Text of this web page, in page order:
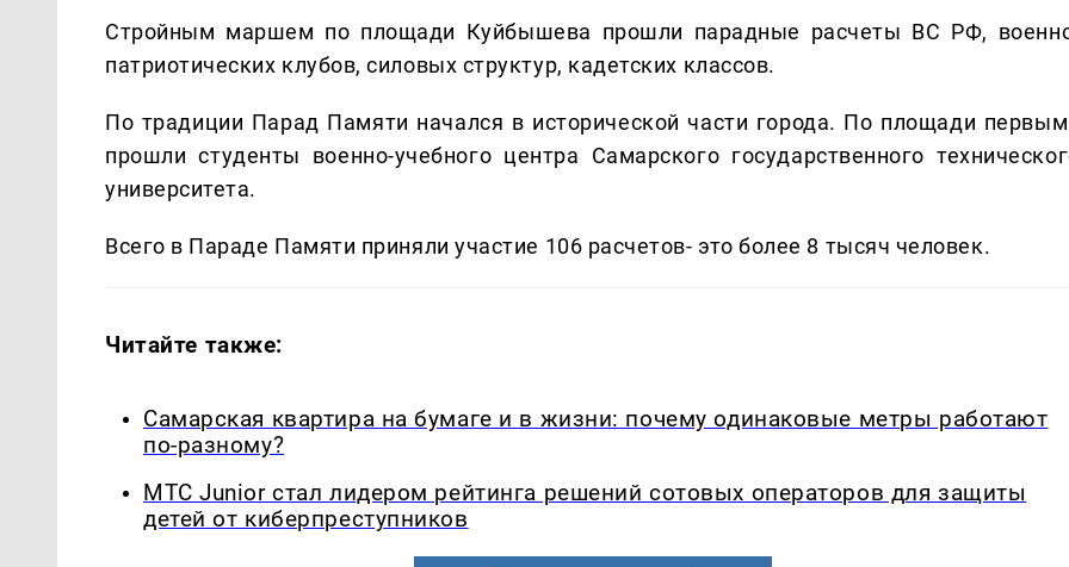
Стройным маршем по площади Куйбышева прошли парадные расчеты ВС РФ,
патриотических клубов, силовых структур, кадетских классов.
По традиции Парад Памяти начался в исторической части города. По площади
прошли студенты военно-учебного центра Самарского государственного
университета.
Всего в Параде Памяти приняли участие 106 расчетов- это более 8 тысяч человек.
Читайте также:
Самарская квартира на бумаге и в жизни: почему одинаковые метры работают
по-разному?
МТС Junior стал лидером рейтинга решений сотовых операторов для защиты
детей от киберпреступников